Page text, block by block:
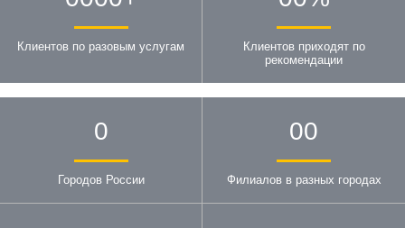
Клиентов по разовым услугам
Клиентов приходят по
рекомендации
0
Городов России
00
Филиалов в разных городах